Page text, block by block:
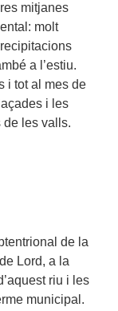
mitjanes
molt
a l’estiu.
i tot al mes de
i les
de les valls.
de la
Lord, a la
riu i les
municipal.